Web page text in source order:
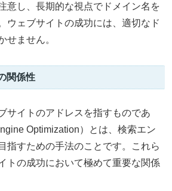
意し、長期的な視点でドメイン名を
ウェブサイトの成功には、適切なド
せません。
関係性
サイトのアドレスを指すものであ
Optimization）とは、検索エン
指すための手法のことです。これら
トの成功において極めて重要な関係